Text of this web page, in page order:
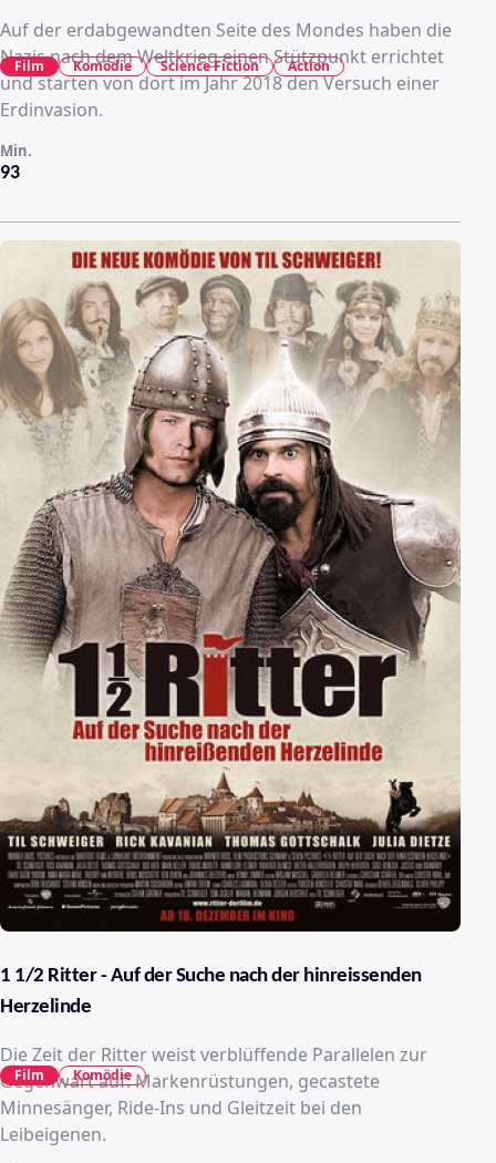
Auf der erdabgewandten Seite des Mondes haben die
Nazis nach dem Weltkrieg einen Stützpunkt errichtet
und starten von dort im Jahr 2018 den Versuch einer
Erdinvasion.
93
Min.
Film Komödie Science Fiction Action
1 1/2 Ritter - Auf der Suche nach der hinreissenden
Herzelinde
Die Zeit der Ritter weist verblüffende Parallelen zur
Gegenwart auf: Markenrüstungen, gecastete
Minnesänger, Ride-Ins und Gleitzeit bei den
Leibeigenen.
Film Komödie